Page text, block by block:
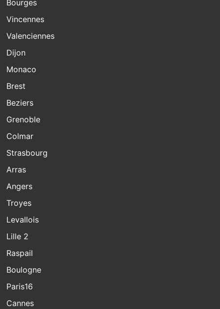
Bourges
Vincennes
Valenciennes
Dijon
Monaco
Brest
Beziers
Grenoble
Colmar
Strasbourg
Arras
Angers
Troyes
Levallois
Lille 2
Raspail
Boulogne
Paris16
Cannes